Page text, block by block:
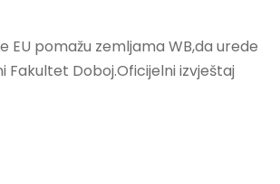
EU pomažu zemljama WB,da urede
Fakultet Doboj.Oficijelni izvještaj